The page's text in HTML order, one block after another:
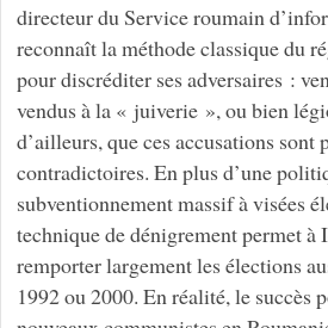
directeur du Service roumain
reconnaît la méthode classique du
pour discréditer ses adversaires :
vendus à la « juiverie », ou bien
d’ailleurs, que ces accusations
contradictoires. En plus d’une
subventionnement massif à visées
technique de dénigrement permet à
remporter largement les élections
1992 ou 2000. En réalité, le succès